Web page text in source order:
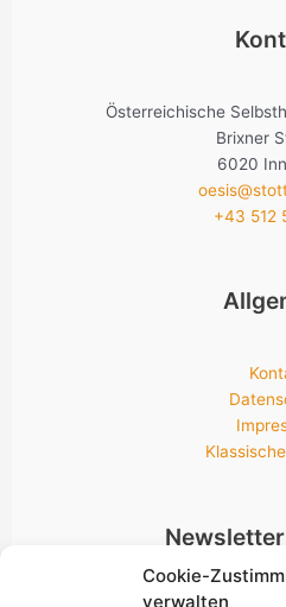
Cookie-
verwalten
Österreichische
Brixner
6020
+43 512